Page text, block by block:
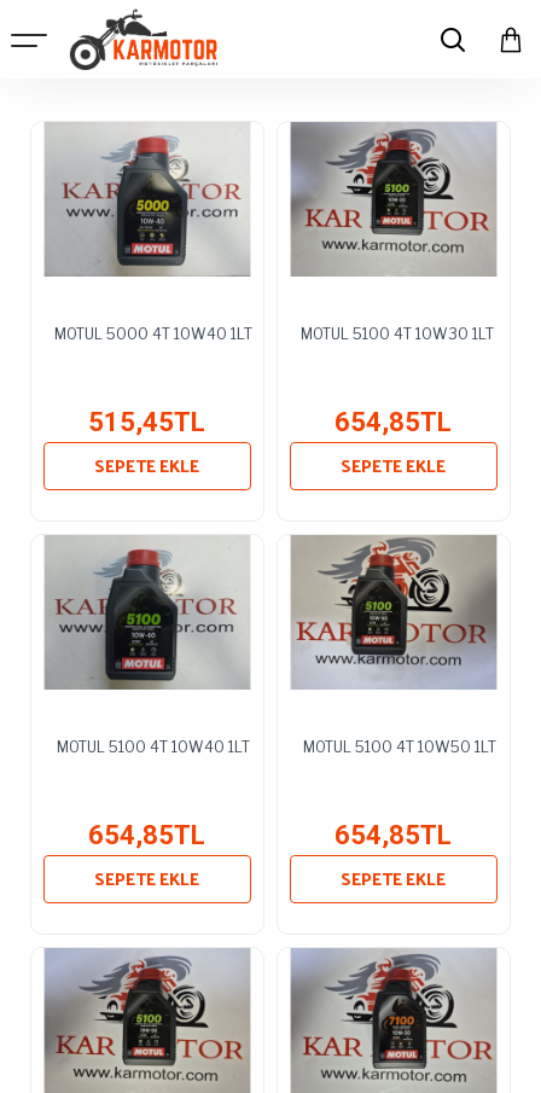
MOTUL 5000 4T 10W40 1LT
515,45TL
SEPETE EKLE
MOTUL 5100 4T 10W30 1LT
654,85TL
SEPETE EKLE
MOTUL 5100 4T 10W40 1LT
654,85TL
SEPETE EKLE
MOTUL 5100 4T 10W50 1LT
654,85TL
SEPETE EKLE